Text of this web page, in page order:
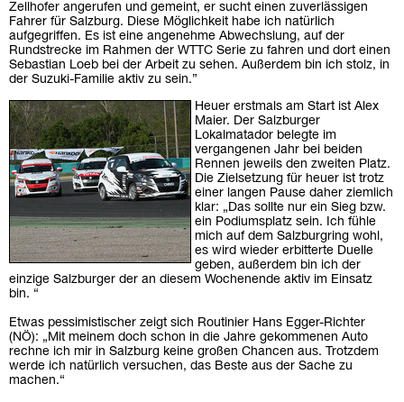
Zellhofer angerufen und gemeint, er sucht einen zuverlässigen
Fahrer für Salzburg. Diese Möglichkeit habe ich natürlich
aufgegriffen. Es ist eine angenehme Abwechslung, auf der
Rundstrecke im Rahmen der WTTC Serie zu fahren und dort einen
Sebastian Loeb bei der Arbeit zu sehen. Außerdem bin ich stolz, in
der Suzuki-Familie aktiv zu sein.”
Heuer erstmals am Start ist Alex
Maier. Der Salzburger
Lokalmatador belegte im
vergangenen Jahr bei beiden
Rennen jeweils den zweiten Platz.
Die Zielsetzung für heuer ist trotz
einer langen Pause daher ziemlich
klar: „Das sollte nur ein Sieg bzw.
ein Podiumsplatz sein. Ich fühle
mich auf dem Salzburgring wohl,
es wird wieder erbitterte Duelle
geben, außerdem bin ich der
einzige Salzburger der an diesem Wochenende aktiv im Einsatz
bin. “
Etwas pessimistischer zeigt sich Routinier Hans Egger-Richter
(NÖ): „Mit meinem doch schon in die Jahre gekommenen Auto
rechne ich mir in Salzburg keine großen Chancen aus. Trotzdem
werde ich natürlich versuchen, das Beste aus der Sache zu
machen.“